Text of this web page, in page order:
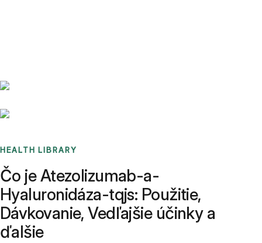
HEALTH LIBRARY
Čo je Atezolizumab-a-
Hyaluronidáza-tqjs: Použitie,
Dávkovanie, Vedľajšie účinky a
ďalšie